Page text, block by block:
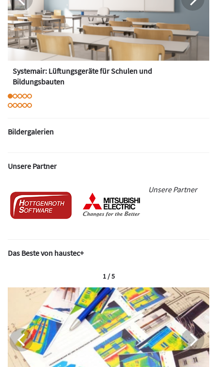
Systemair: Lüftungsgeräte für Schulen und
Bildungsbauten
Bildergalerien
Unsere Partner
Unsere Partner
Das Beste von haustec+
1 / 5